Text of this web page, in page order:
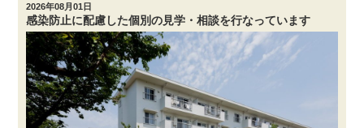
2026年08月01日
感染防止に配慮した個別の見学・相談を行なっています